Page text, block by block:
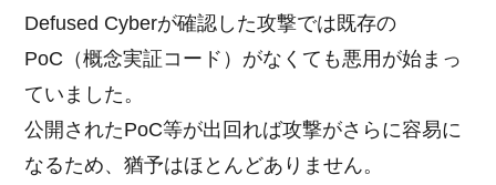
Defused Cyberが確認した攻撃では既存の
PoC（概念実証コード）がなくても悪用が始まっ
ていました。
公開されたPoC等が出回れば攻撃がさらに容易に
なるため、猶予はほとんどありません。